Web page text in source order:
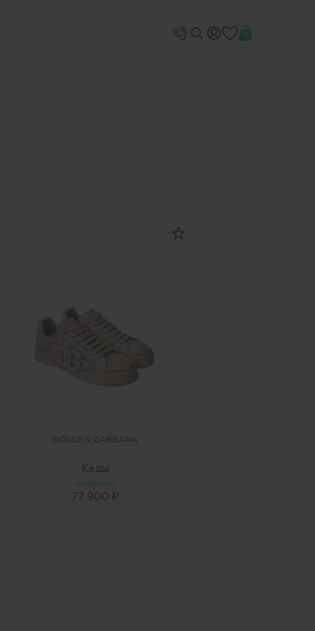
DOLCE & GABBANA
Кеды
НОВИНКА
77 900 ₽